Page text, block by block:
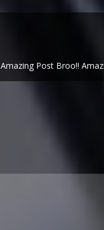
Amazing Post Broo!!